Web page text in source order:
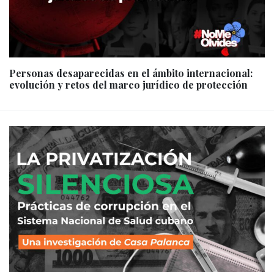
Personas desaparecidas en el ámbito internacional:
evolución y retos del marco jurídico de protección